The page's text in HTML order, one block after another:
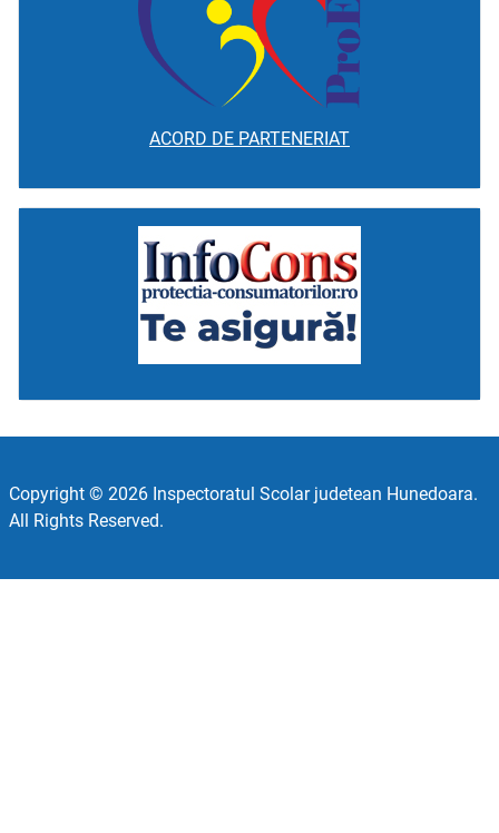
ACORD DE PARTENERIAT
Copyright © 2026 Inspectoratul Scolar judetean Hunedoara.
All Rights Reserved.